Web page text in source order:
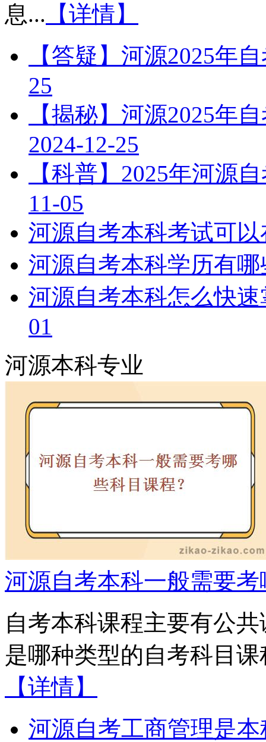
息... 【详情】
【答疑】河源2025年
25
【揭秘】河源2025年
2024-12-25
【科普】2025年河源
11-05
河源自考本科考试可
河源自考本科学历有
河源自考本科怎么快
01
河源本科专业
河源自考本科一般需要
自考本科课程主要有公
是哪种类型的自考科目
【详情】
河源自考工商管理是